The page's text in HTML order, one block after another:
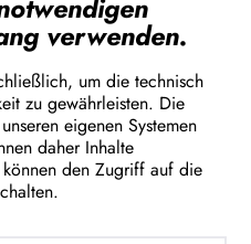
verwenden.
um die technisch
zu gewährleisten. Die
eigenen Systemen
daher Inhalte
den Zugriff auf die